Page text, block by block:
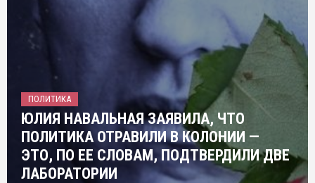
ПОЛИТИКА
ЮЛИЯ НАВАЛЬНАЯ ЗАЯВИЛА, ЧТО
ПОЛИТИКА ОТРАВИЛИ В КОЛОНИИ —
ЭТО, ПО ЕЕ СЛОВАМ, ПОДТВЕРДИЛИ ДВЕ
ЛАБОРАТОРИИ